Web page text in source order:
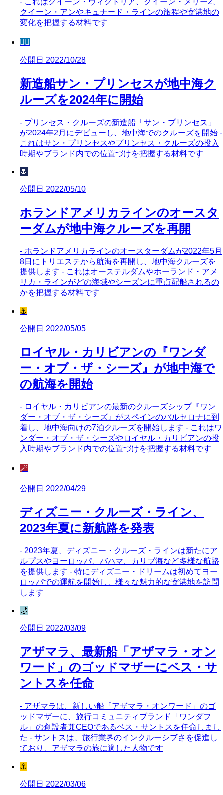
クイーン・アンやキュナード・ラインの旅程や寄港地の
変化を把握する材料です
🧜‍♀️
公開日 2022/10/28
新造船サン・プリンセスが地中海ク
ルーズを2024年に開始
- プリンセス・クルーズの新造船「サン・プリンセス」
が2024年2月にデビューし、地中海でのクルーズを開始 -
これはサン・プリンセスやプリンセス・クルーズの投入
時期やブランド内での位置づけを把握する材料です
🌷
公開日 2022/05/10
ホランドアメリカラインのオースタ
ーダムが地中海クルーズを再開
- ホランドアメリカラインのオースターダムが2022年5月
8日にトリエステから航海を再開し、地中海クルーズを
提供します - これはオーステルダムやホーランド・アメ
リカ・ラインがどの海域やシーズンに重点配船されるの
かを把握する材料です
⚓
公開日 2022/05/05
ロイヤル・カリビアンの『ワンダ
ー・オブ・ザ・シーズ』が地中海で
の航海を開始
- ロイヤル・カリビアンの最新のクルーズシップ『ワン
ダー・オブ・ザ・シーズ』がスペインのバルセロナに到
着し、地中海向けの7泊クルーズを開始します - これはワ
ンダー・オブ・ザ・シーズやロイヤル・カリビアンの投
入時期やブランド内での位置づけを把握する材料です
🪄
公開日 2022/04/29
ディズニー・クルーズ・ライン、
2023年夏に新航路を発表
- 2023年夏、ディズニー・クルーズ・ラインは新たにア
ルプスやヨーロッパ、バハマ、カリブ海など多様な航路
を提供します - 特にディズニー・ドリームは初めてヨー
ロッパでの運航を開始し、様々な魅力的な寄港地を訪問
します
🌙
公開日 2022/03/09
アザマラ、最新船「アザマラ・オン
ワード」のゴッドマザーにベス・サ
ントスを任命
- アザマラは、新しい船「アザマラ・オンワード」のゴ
ッドマザーに、旅行コミュニティブランド「ワンダフ
ル」の創設者兼CEOであるベス・サントスを任命しまし
た - サントスは、旅行業界のインクルーシブさを促進し
ており、アザマラの旅に適した人物です
⚓
公開日 2022/03/06